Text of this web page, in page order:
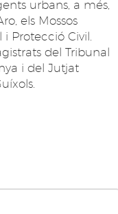
urbans, a més,
els Mossos
Protecció Civil.
del Tribunal
i del Jutjat